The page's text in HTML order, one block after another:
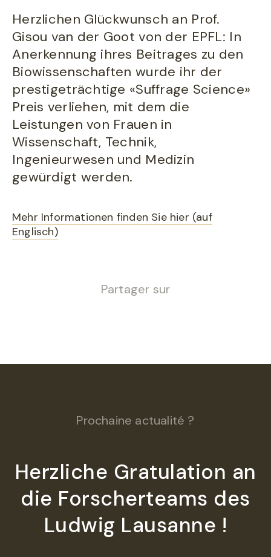
Herzlichen Glückwunsch an Prof.
Gisou van der Goot von der EPFL: In
Anerkennung ihres Beitrages zu den
Biowissenschaften wurde ihr der
prestigeträchtige «Suffrage Science»
Preis verliehen, mit dem die
Leistungen von Frauen in
Wissenschaft, Technik,
Ingenieurwesen und Medizin
gewürdigt werden.
Mehr Informationen finden Sie hier (auf
Englisch)
Partager sur
Prochaine actualité ?
Herzliche Gratulation an
die Forscherteams des
Ludwig Lausanne !